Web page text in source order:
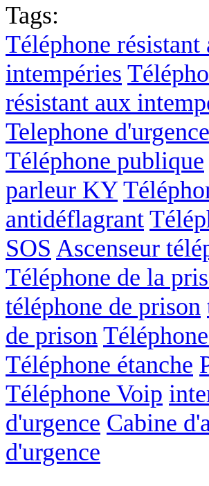
Tags:
Téléphone résistant
intempéries
résistant aux
Telephone d'urgence
Téléphone publique
parleur KY
antidéflagrant
SOS Ascenseur
Téléphone de la
téléphone de prison
de prison
Téléphone étanche
Téléphone Voip
d'urgence Cabine
d'urgence